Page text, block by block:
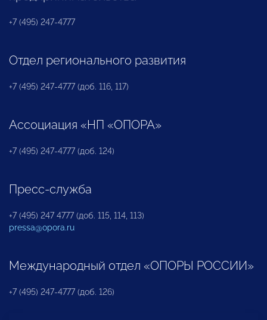
+7 (495) 247-4777
Отдел регионального развития
+7 (495) 247-4777 (доб. 116, 117)
Ассоциация «НП «ОПОРА»
+7 (495) 247-4777 (доб. 124)
Пресс-служба
+7 (495) 247 4777 (доб. 115, 114, 113)
pressa@opora.ru
Международный отдел «ОПОРЫ РОССИИ»
+7 (495) 247-4777 (доб. 126)